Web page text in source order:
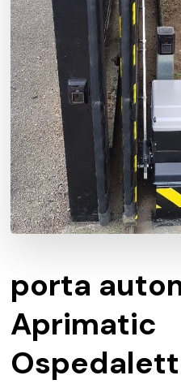
porta
Aprimatic